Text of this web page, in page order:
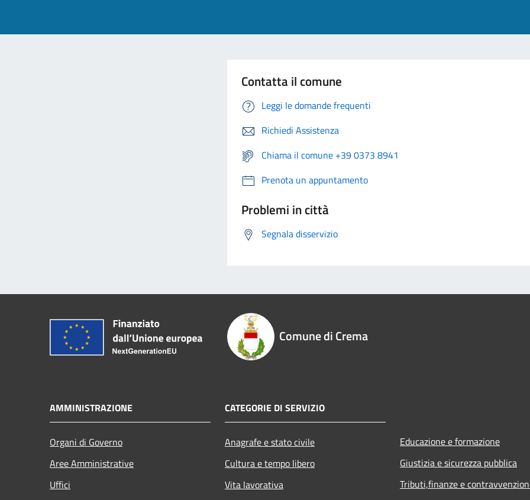
Contatta il comune
Leggi le domande frequenti
Richiedi Assistenza
Chiama il comune +39 0373 8941
Prenota un appuntamento
Problemi in città
Segnala disservizio
Comune di Crema
AMMINISTRAZIONE
Organi di Governo
Aree Amministrative
Uffici
CATEGORIE DI SERVIZIO
Anagrafe e stato civile
Cultura e tempo libero
Vita lavorativa
Educazione e formazione
Giustizia e sicurezza pubblica
Tributi,finanze e